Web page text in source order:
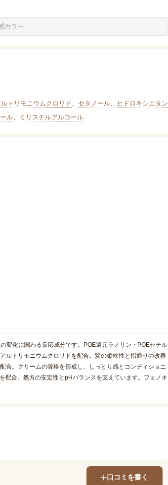
カラー
トリモニウムクロリド、 セタノール、
ヒドロキシエタン
ル、 ミリスチルアルコール
変化に関わる反応成分です。POE還元ラノリン・POEセチル
ルトリモニウムクロリドを配合。髪の柔軟性と指通りの改善
合。クリームの骨格を形成し、しっとり感とコンディショニ
配合。処方の安定性とpHバランスを支えています。フェノキ
口コミを書く